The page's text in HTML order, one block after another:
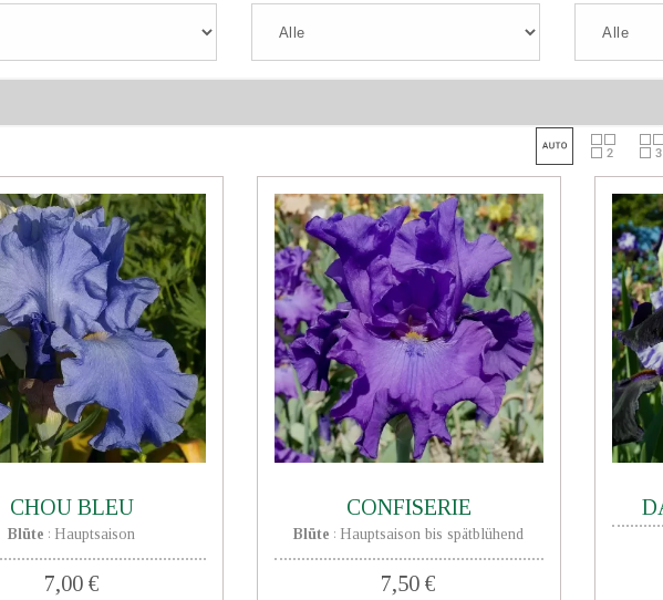
CHOU BLEU
7,00 €
Blüte : Hauptsaison
CONFISERIE
7,50 €
Blüte : Hauptsaison bis spätblühend